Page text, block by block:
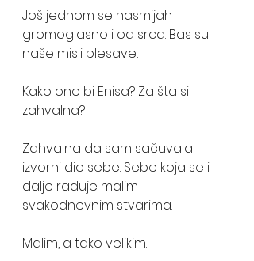
Još jednom se nasmijah
gromoglasno i od srca. Bas su
naše misli blesave..
Kako ono bi Enisa? Za šta si
zahvalna?
Zahvalna da sam sačuvala
izvorni dio sebe. Sebe koja se i
dalje raduje malim
svakodnevnim stvarima.
Malim, a tako velikim.